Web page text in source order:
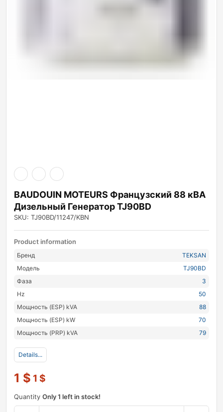
BAUDOUIN MOTEURS Французский 88 кВА
Дизельный Генератор TJ90BD
SKU: TJ90BD/11247/KBN
Product information
Бренд
TEKSAN
Модель
TJ90BD
Фаза
3
Hz
50
Мощность (ESP) kVA
88
Мощность (ESP) kW
70
Мощность (PRP) kVA
79
Details...
1 $ 1 $
Quantity Only 1 left in stock!